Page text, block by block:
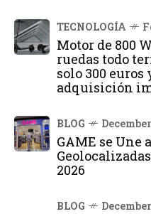
TECNOLOGÍA
Motor de 800
ruedas todo
solo 300
adquisición
BLOG
GAME se Une
2026
BLOG